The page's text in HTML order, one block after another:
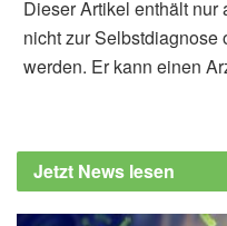
Dieser Artikel enthält
nicht zur
werden. Er kann einen
Jetzt News lesen